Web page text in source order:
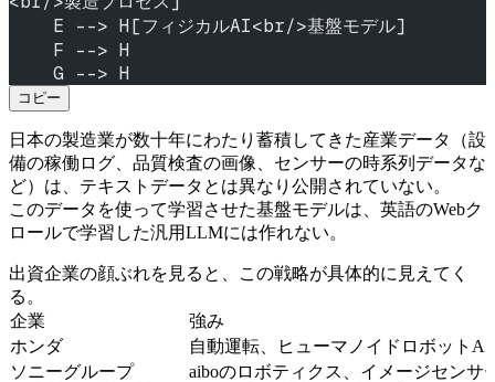
    E --> H[フィジカルAI<br/>基盤モデル]
    F --> H
    G --> H
コピー
日本の製造業が数十年にわたり蓄積してきた産業データ（設
備の稼働ログ、品質検査の画像、センサーの時系列データな
ど）は、テキストデータとは異なり公開されていない。
このデータを使って学習させた基盤モデルは、英語のWebク
ロールで学習した汎用LLMには作れない。
出資企業の顔ぶれを見ると、この戦略が具体的に見えてく
る。
企業
強み
ホンダ
自動運転、ヒューマノイドロボット
ソニーグループ
aiboのロボティクス、イメージセンサ